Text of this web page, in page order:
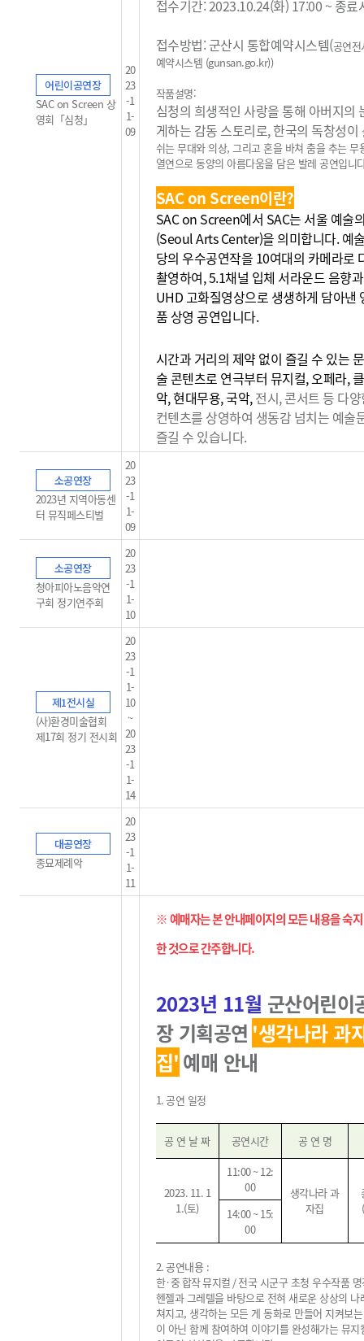
어린이공연장
SAC on Screen 상
영회「심청」
20
23
-1
1-
09
접수기간: 2023.10.24(화) 17:00 ~ 종료
접수방법: 군산시 통합예약시스템(공연
예약시스템 (gunsan.go.kr))
작품설명:
심청의 희생적인 사랑을 통해 아버지의
게하는 감동 스토리로, 한국의 독창성이
쉬는 무대와 의상, 그리고 혼을 바쳐 춤을 추는 무
열연으로 동양의 아름다움을 담은 발레 공연입니
SAC on Screen이란?
SAC on Screen에서 SAC는 서울 예술
(Seoul Arts Center)을 의미합니다. 예
당의 우수공연작을 10여대의 카메라로
촬영하여, 5.1채널 입체 서라운드 음향
UHD 고화질영상으로 생생하게 담아낸
품 상영 공연입니다.
시간과 거리의 제약 없이 즐길 수 있는
술 콘텐츠로 연극부터 뮤지컬, 오페라,
악, 현대무용, 국악,전시, 콘서트 등 다
컨텐츠를 상영하여 생동감 넘치는 예술
즐길 수 있습니다.
소공연장
2023년 지역아동센
터 뮤직페스티벌
20
23
-1
1-
09
소공연장
청아피아노음악연
구회 정기연주회
20
23
-1
1-
10
제1전시실
(사)환경미술협회
제17회 정기 전시회
20
23
-1
1-
10
~
20
23
-1
1-
14
대공연장
종묘제례악
20
23
-1
1-
11
※ 예매자는 본 안내페이지의 모든 내용을 숙
한 것으로 간주합니다.
2023년 11월 군산어린이
장 기획공연 '생각나라 과
집'예매 안내
1.공연 일정
공 연 날 짜 공연시간 공 연 명
2023. 11. 1
1.(토)
11:00 ~ 12:
00
생각나라 과
자집
14:00 ~ 15:
00
2.공연내용 :
한·중 합작 뮤지컬 /전국 시군구 초청 우수작품
헨젤과 그레텔을 바탕으로 전혀 새로운 상상의 나
쳐지고, 생각하는 모든 게 동화로 만들어 지켜보
이 아닌 함께 참여하여 이야기를 완성해가는 뮤지